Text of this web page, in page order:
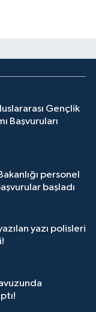
Gençlik
Başvuruları
personel
başladı
yazı polisleri